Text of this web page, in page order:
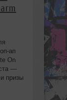
On
—
призы